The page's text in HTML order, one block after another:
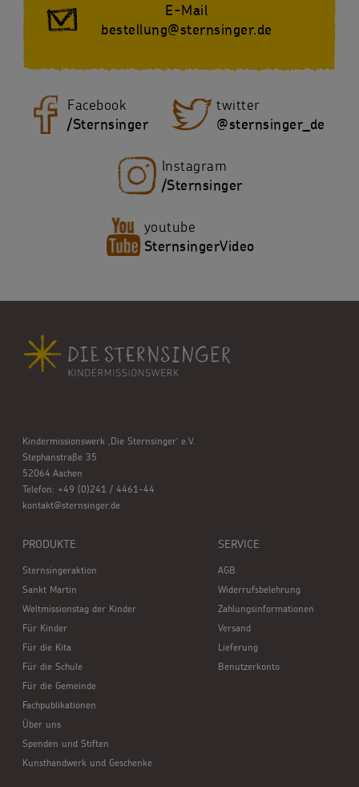
E-Mail
bestellung@sternsinger.de
Facebook
/Sternsinger
twitter
@sternsinger_de
Instagram
/Sternsinger
youtube
SternsingerVideo
Kindermissionswerk ,Die Sternsinger’ e.V.
Stephanstraße 35
52064 Aachen
Telefon: +49 (0)241 / 4461-44
kontakt@sternsinger.de
PRODUKTE
Sternsingeraktion
Sankt Martin
Weltmissionstag der Kinder
Für Kinder
Für die Kita
Für die Schule
Für die Gemeinde
Fachpublikationen
Über uns
Spenden und Stiften
Kunsthandwerk und Geschenke
SERVICE
AGB
Widerrufsbelehrung
Zahlungsinformationen
Versand
Lieferung
Benutzerkonto